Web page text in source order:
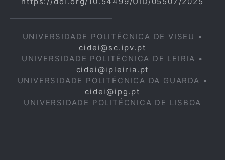
UNIVERSIDADE POLITÉCNICA DE VISEU •
cidei@sc.ipv.pt
UNIVERSIDADE POLITÉCNICA DE LEIRIA •
cidei@ipleiria.pt
UNIVERSIDADE POLITÉCNICA DA GUARDA •
cidei@ipg.pt
UNIVERSIDADE POLITÉCNICA DE LISBOA